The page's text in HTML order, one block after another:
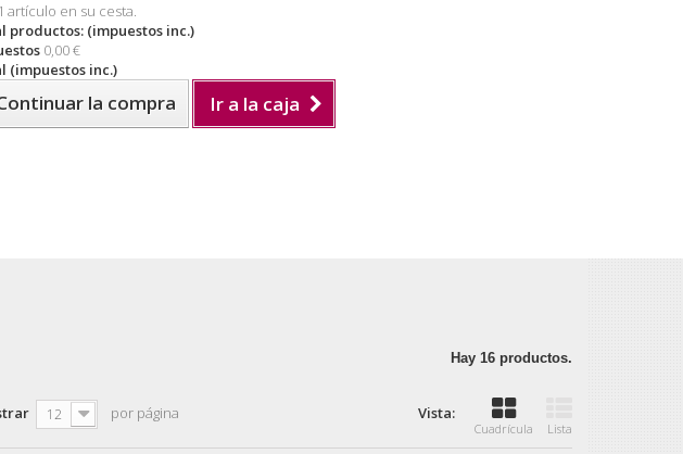
artículo en su cesta.
productos: (impuestos inc.)
0,00 €
(impuestos inc.)
la compra Ir a la caja
Hay 16 productos.
Vista:
Cuadrícula Lista
12 por página